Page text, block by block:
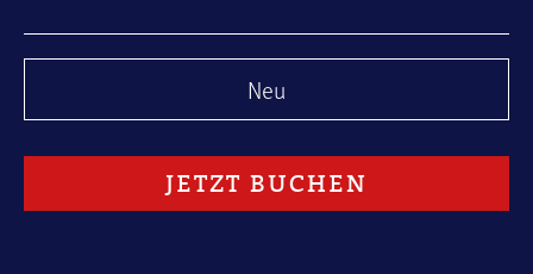
Neu
JETZT BUCHEN